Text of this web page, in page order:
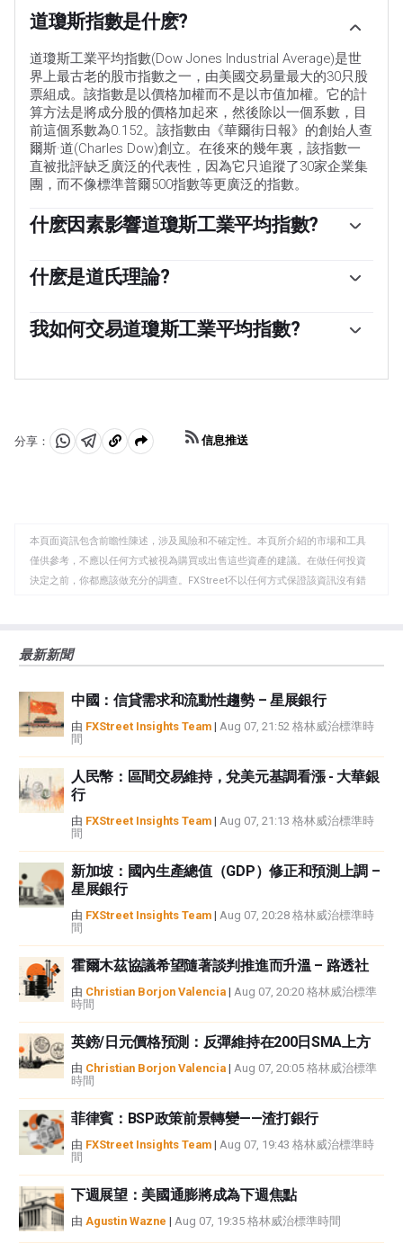
道瓊斯指數是什麽?
道瓊斯工業平均指數(Dow Jones Industrial Average)是世
界上最古老的股市指數之一，由美國交易量最大的30只股
票組成。該指數是以價格加權而不是以市值加權。它的計
算方法是將成分股的價格加起來，然後除以一個系數，目
前這個系數為0.152。該指數由《華爾街日報》的創始人查
爾斯·道(Charles Dow)創立。在後來的幾年裏，該指數一
直被批評缺乏廣泛的代表性，因為它只追蹤了30家企業集
團，而不像標準普爾500指數等更廣泛的指數。
什麽因素影響道瓊斯工業平均指數?
季度收益報告中披露的成分股公司的總體業績是主要業
績。美國和全球宏觀經濟數據也對投資者情緒產生了影
影響許多企業嚴重依賴的信貸成本。因此，通脹和其他影
什麽是道氏理論?
的方法。關鍵的一步是比較道瓊斯工業平均指數(DJIA)和
道瓊斯交通平均指數(DJTA)的走勢，只關註兩者方向一致
元素。道氏理論假定了三個趨勢階段:積累，即聰明的資金
我如何交易道瓊斯工業平均指數?
etf，允許投資者將道瓊斯工業平均指數作為單一證券進行
業平均指數期貨合約使交易者能夠對指數的未來價值進行
投機，期權提供了在未來以預定價格買入或賣出指數的權
分享：
分 分 複
板
信息推送
本頁面資訊包含前瞻性陳述，涉及風險和不確定性。本頁所介紹的市場和工具
僅供參考，不應以任何方式被視為購買或出售這些資產的建議。在做任何投資
決定之前，你都應該做充分的調查。FXStreet不以任何方式保證該資訊沒有錯
觀點，並不代表FXStreet或其廣告商的官方政策或立場。作者不對本頁連結的
如果文章正文中沒有明確提到，在撰寫本文時，作者在本文中提到的任何股票
中都沒有頭寸，也沒有與文中提到的任何公司有業務關係。除了FXStreet，作
者沒有收到撰寫這篇文章的報酬。
FXStreet和作者不提供個性化的建議。作者對該資訊的準確性、完整性或適用
性不作任何陳述。FXStreet和作者將不承擔任何錯誤，遺漏或任何損失，傷害
或損害由此資訊及其顯示或使用引起的。錯誤和遺漏除外。本文作者和
FXStreet並非註冊投資顧問，本文內容無意提供任何投資建議。
最新新聞
中國：信貸需求和流動性趨勢 – 星展銀行
由 FXStreet Insights Team | Aug 07, 21:52 格林威治標準時
間
人民幣：區間交易維持，兌美元基調看漲 - 大華銀
行
由 FXStreet Insights Team | Aug 07, 21:13 格林威治標準時
間
新加坡：國內生產總值（GDP）修正和預測上調 –
星展銀行
由 FXStreet Insights Team | Aug 07, 20:28 格林威治標準時
間
霍爾木茲協議希望隨著談判推進而升溫 – 路透社
由 Christian Borjon Valencia | Aug 07, 20:20 格林威治標準
時間
英鎊/日元價格預測：反彈維持在200日SMA上方
由 Christian Borjon Valencia | Aug 07, 20:05 格林威治標準
時間
菲律賓：BSP政策前景轉變——渣打銀行
由 FXStreet Insights Team | Aug 07, 19:43 格林威治標準時
間
下週展望：美國通膨將成為下週焦點
由 Agustin Wazne | Aug 07, 19:35 格林威治標準時間